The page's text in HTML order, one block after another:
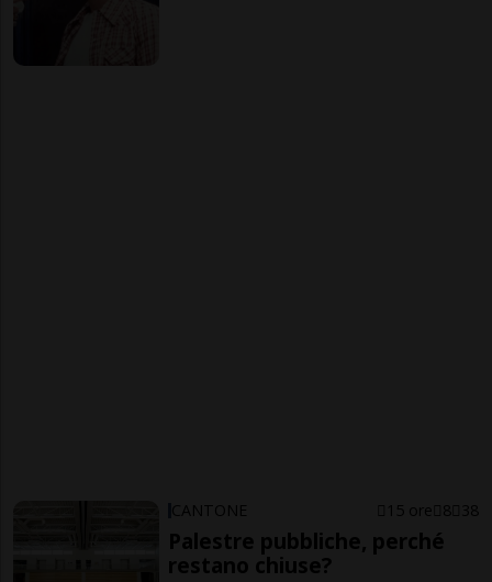
CANTONE 15 ore 8 38
Palestre pubbliche, perché
restano chiuse?